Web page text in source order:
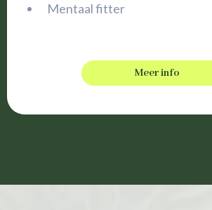
Mentaal fitter
Meer info